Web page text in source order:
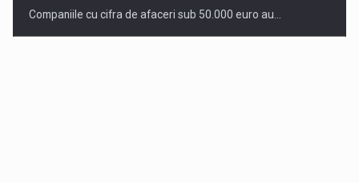
Companiile cu cifra de afaceri sub 50.000 euro au…